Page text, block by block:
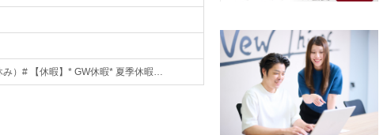
）# 【休暇】* GW休暇* 夏季休暇…